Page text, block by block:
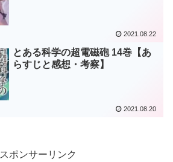
2021.08.22
とある科学の超電磁砲 14巻【あ
らすじと感想・考察】
2021.08.20
スポンサーリンク